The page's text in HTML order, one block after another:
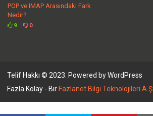
POP ve IMAP Arasındaki Fark
Nedir?
9 0
Telif Hakkı © 2023. Powered by WordPress
Fazla Kolay - Bir Fazlanet Bilgi Teknolojileri A.Ş.